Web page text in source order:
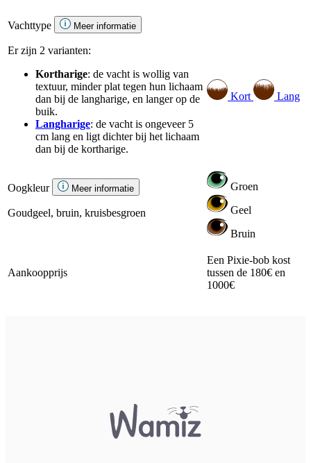
Vachttype Meer informatie
Er zijn 2 varianten:
Kortharige: de vacht is wollig van
textuur, minder plat tegen hun lichaam
dan bij de langharige, en langer op de
buik.
Langharige: de vacht is ongeveer 5
cm lang en ligt dichter bij het lichaam
dan bij de kortharige.
Kort Lang
Oogkleur Meer informatie
Goudgeel, bruin, kruisbesgroen
Groen
Geel
Bruin
Aankoopprijs
Een Pixie-bob kost
tussen de 180€ en
1000€